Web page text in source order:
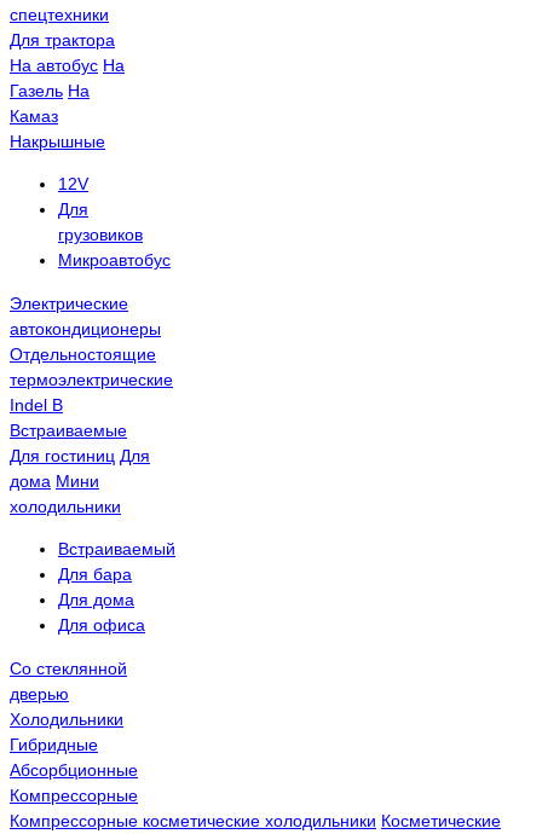
спецтехники
Для трактора
На автобус На
Газель На
Камаз
Накрышные
12V
Для
грузовиков
Микроавтобус
Электрические
автокондиционеры
Отдельностоящие
термоэлектрические
Indel B
Встраиваемые
Для гостиниц Для
дома Мини
холодильники
Встраиваемый
Для бара
Для дома
Для офиса
Со стеклянной
дверью
Холодильники
Гибридные
Абсорбционные
Компрессорные
Компрессорные косметические холодильники Косметические